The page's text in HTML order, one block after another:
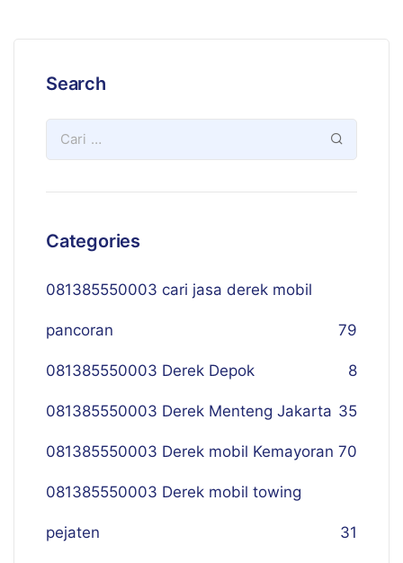
Search
Categories
081385550003 cari jasa derek mobil
pancoran 79
081385550003 Derek Depok 8
081385550003 Derek Menteng Jakarta 35
081385550003 Derek mobil Kemayoran 70
081385550003 Derek mobil towing
pejaten 31